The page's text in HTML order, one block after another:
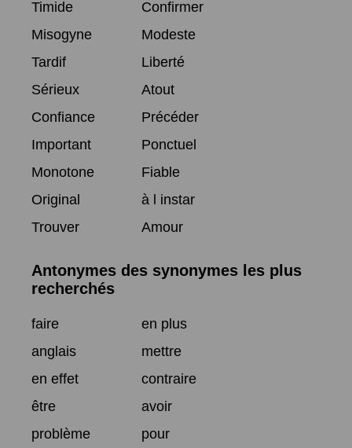
Timide
Confirmer
Misogyne
Modeste
Tardif
Liberté
Sérieux
Atout
Confiance
Précéder
Important
Ponctuel
Monotone
Fiable
Original
à l instar
Trouver
Amour
Antonymes des synonymes les plus
recherchés
faire
en plus
anglais
mettre
en effet
contraire
être
avoir
problème
pour